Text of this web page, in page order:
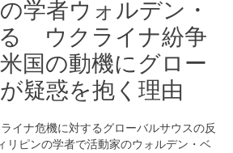
学者ウォルデン・
ウクライナ紛争
国の動機にグロー
疑惑を抱く理由
イナ危機に対するグローバルサウスの反
リピンの学者で活動家のウォルデン・ベ